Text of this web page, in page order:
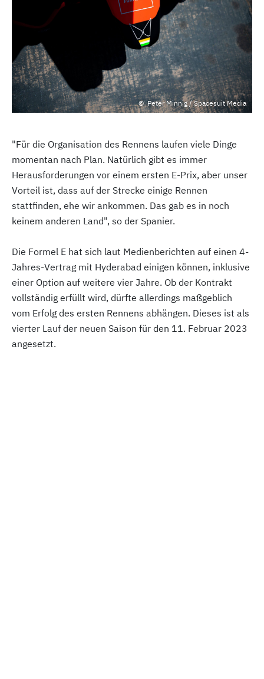
Peter Minnig / Spacesuit Media
"Für die Organisation des Rennens laufen viele Dinge
momentan nach Plan. Natürlich gibt es immer
Herausforderungen vor einem ersten E-Prix, aber unser
Vorteil ist, dass auf der Strecke einige Rennen
stattfinden, ehe wir ankommen. Das gab es in noch
keinem anderen Land", so der Spanier.
Die Formel E hat sich laut Medienberichten auf einen 4-
Jahres-Vertrag mit Hyderabad einigen können, inklusive
einer Option auf weitere vier Jahre. Ob der Kontrakt
vollständig erfüllt wird, dürfte allerdings maßgeblich
vom Erfolg des ersten Rennens abhängen. Dieses ist als
vierter Lauf der neuen Saison für den 11. Februar 2023
angesetzt.